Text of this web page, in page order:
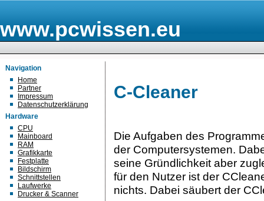
www.pcwissen.eu
Navigation
Home
Partner
Impressum
Datenschutzerklärung
Hardware
CPU
Mainboard
RAM
Grafikkarte
Festplatte
Bildschirm
Schnittstellen
Laufwerke
Drucker & Scanner
C-Cleaner
Die Aufgaben des
der Computersystemen.
seine Gründlichkeit aber
für den Nutzer ist der
nichts. Dabei säubert der